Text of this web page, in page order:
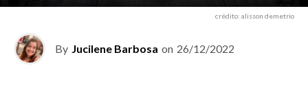
crédito: alisson demetrio
By Jucilene Barbosa on 26/12/2022